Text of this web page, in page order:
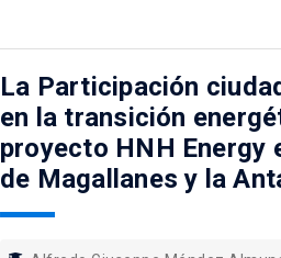
La Participación
en la transición
proyecto HNH Energy
de Magallanes y la